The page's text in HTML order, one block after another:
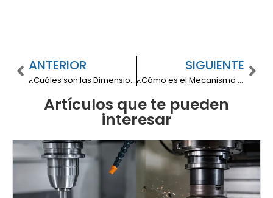
ANTERIOR
¿Cuáles son las Dimensiones de una Fresadora CNC FCM-800NC?
SIGUIENTE
¿Cómo es el Mecanismo de Taladro Fresador ZX 7045S?
Artículos que te pueden
interesar